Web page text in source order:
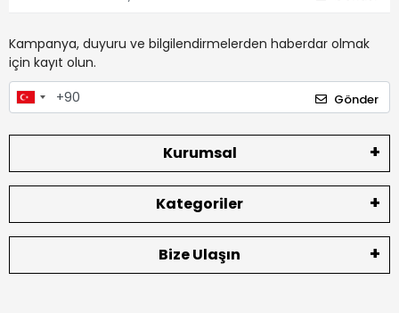
Kampanya, duyuru ve bilgilendirmelerden haberdar olmak
için kayıt olun.
Gönder
Kurumsal
Kategoriler
Bize Ulaşın